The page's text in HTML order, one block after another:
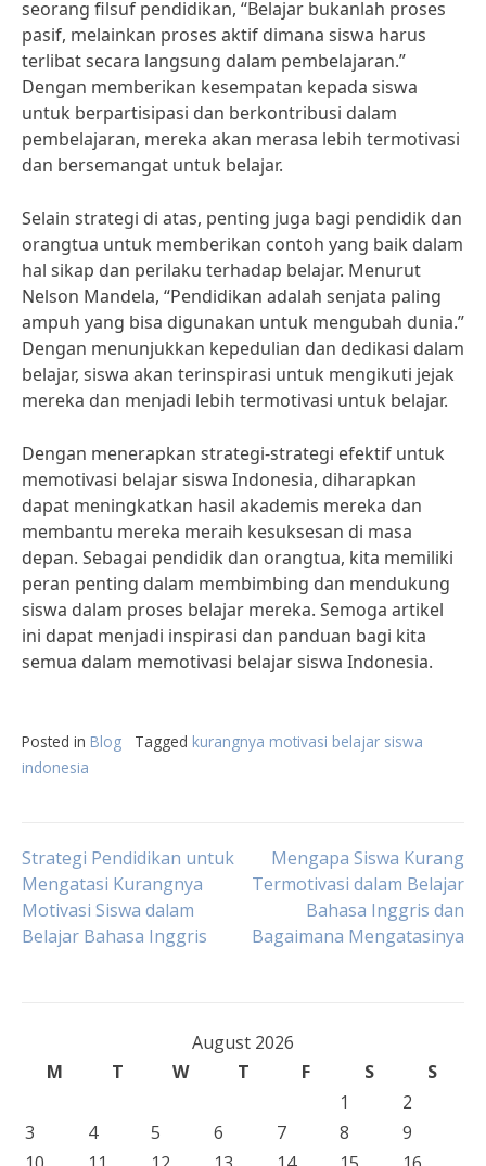
seorang filsuf pendidikan, “Belajar bukanlah proses
pasif, melainkan proses aktif dimana siswa harus
terlibat secara langsung dalam pembelajaran.”
Dengan memberikan kesempatan kepada siswa
untuk berpartisipasi dan berkontribusi dalam
pembelajaran, mereka akan merasa lebih termotivasi
dan bersemangat untuk belajar.
Selain strategi di atas, penting juga bagi pendidik dan
orangtua untuk memberikan contoh yang baik dalam
hal sikap dan perilaku terhadap belajar. Menurut
Nelson Mandela, “Pendidikan adalah senjata paling
ampuh yang bisa digunakan untuk mengubah dunia.”
Dengan menunjukkan kepedulian dan dedikasi dalam
belajar, siswa akan terinspirasi untuk mengikuti jejak
mereka dan menjadi lebih termotivasi untuk belajar.
Dengan menerapkan strategi-strategi efektif untuk
memotivasi belajar siswa Indonesia, diharapkan
dapat meningkatkan hasil akademis mereka dan
membantu mereka meraih kesuksesan di masa
depan. Sebagai pendidik dan orangtua, kita memiliki
peran penting dalam membimbing dan mendukung
siswa dalam proses belajar mereka. Semoga artikel
ini dapat menjadi inspirasi dan panduan bagi kita
semua dalam memotivasi belajar siswa Indonesia.
Posted in Blog Tagged kurangnya motivasi belajar siswa
indonesia
Post
navigation
Strategi Pendidikan untuk
Mengatasi Kurangnya
Motivasi Siswa dalam
Belajar Bahasa Inggris
Mengapa Siswa Kurang
Termotivasi dalam Belajar
Bahasa Inggris dan
Bagaimana Mengatasinya
August 2026
M
T W T F S
S
1
2
3
4 5 6 7 8
9